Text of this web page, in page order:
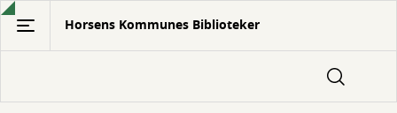
Gå
hovedindhold
Horsens Kommunes Biblioteker